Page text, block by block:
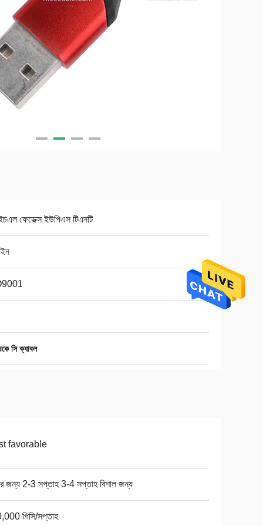
ফেডেক্স ইউপিএস টিএনটি
সি ক্যাবল
favorable
জন্য 2-3 সপ্তাহ 3-4 সপ্তাহ বিশাল জন্য
পিসি/সপ্তাহ